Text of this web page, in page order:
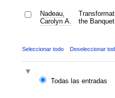
Nadeau,
Carolyn A.
the
Seleccionar todo Deseleccionar
Todas las entradas